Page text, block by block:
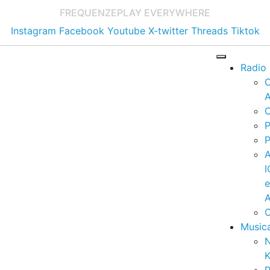
FREQUENZEPLAY EVERYWHERE
Instagram Facebook Youtube X-twitter Threads Tiktok
Radio
e